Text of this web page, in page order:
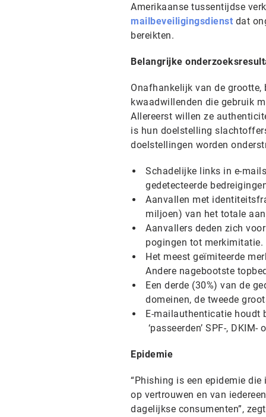
Amerikaanse tussentijdse
mailbeveiligingsdienst dat
bereikten.
Belangrijke
Onafhankelijk van de
kwaadwillenden die gebruik
Allereerst willen ze
is hun doelstelling
doelstellingen worden
Schadelijke links in e-
gedetecteerde
Aanvallen met
miljoen) van het totale
Aanvallers deden zich
pogingen tot merkimitatie.
Het meest geïmiteerde
Andere nagebootste
Een derde (30%) van de
domeinen, de tweede
E-mailauthenticatie houdt
‘passeerden’ SPF-, DKIM-
Epidemie
“Phishing is een epidemie
op vertrouwen en van
dagelijkse consumenten”,